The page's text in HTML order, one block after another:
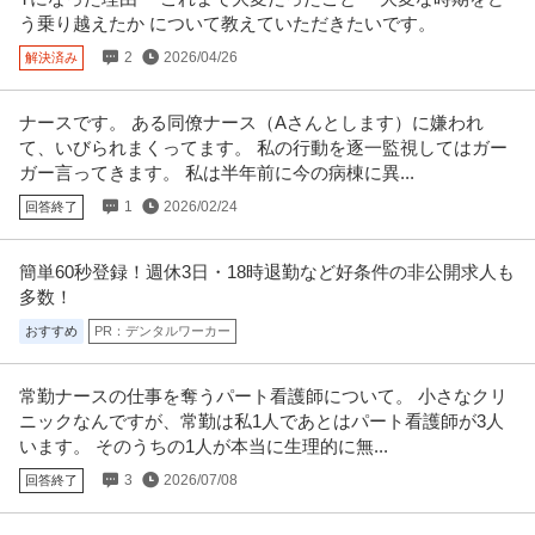
提供：看護師ワーカー
う乗り越えたか について教えていただきたいです。
解決済み 2 2026/04/26
ナースです。 ある同僚ナース（Aさんとします）に嫌われ
て、いびられまくってます。 私の行動を逐一監視してはガー
ガー言ってきます。 私は半年前に今の病棟に異...
回答終了 1 2026/02/24
簡単60秒登録！週休3日・18時退勤など好条件の非公開求人も
多数！
おすすめ PR：デンタルワーカー
常勤ナースの仕事を奪うパート看護師について。 小さなクリ
ニックなんですが、常勤は私1人であとはパート看護師が3人
います。 そのうちの1人が本当に生理的に無...
回答終了 3 2026/07/08